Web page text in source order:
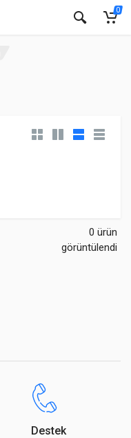
0
0 ürün
görüntülendi
Destek